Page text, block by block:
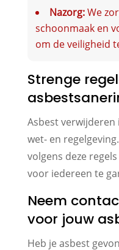
Nazorg:We
schoonmaak en
om de veiligheid
Strenge
Asbest
wet- en
volgens deze
voor iedereen te
Neem
voor jouw
Heb je asbest